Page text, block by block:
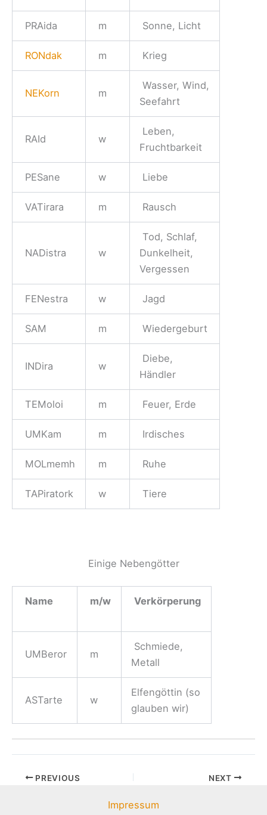
PRAida m Sonne, Licht
RONdak m Krieg
NEKorn m
Wasser, Wind,
Seefahrt
RAId w
Leben,
Fruchtbarkeit
PESane w Liebe
VATirara m Rausch
NADistra w
Tod, Schlaf,
Dunkelheit,
Vergessen
FENestra w Jagd
SAM m Wiedergeburt
INDira w
Diebe,
Händler
TEMoloi m Feuer, Erde
UMKam m Irdisches
MOLmemh m Ruhe
TAPiratork w Tiere
Einige Nebengötter
Name m/w Verkörperung
UMBeror m
Schmiede,
Metall
ASTarte w
Elfengöttin (so
glauben wir)
PREVIOUS NEXT
Impressum